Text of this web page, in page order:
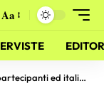
Aa
ed italiani presenti